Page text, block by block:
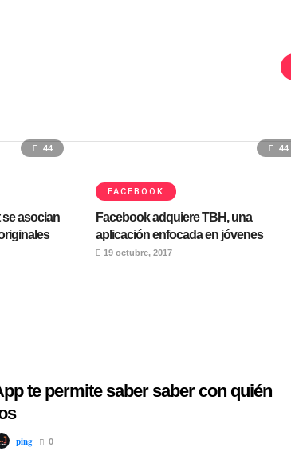
44
asocian
44
FACEBOOK
Facebook adquiere TBH, una
aplicación enfocada en jóvenes
19 octubre, 2017
te permite saber saber con quién
ping 0